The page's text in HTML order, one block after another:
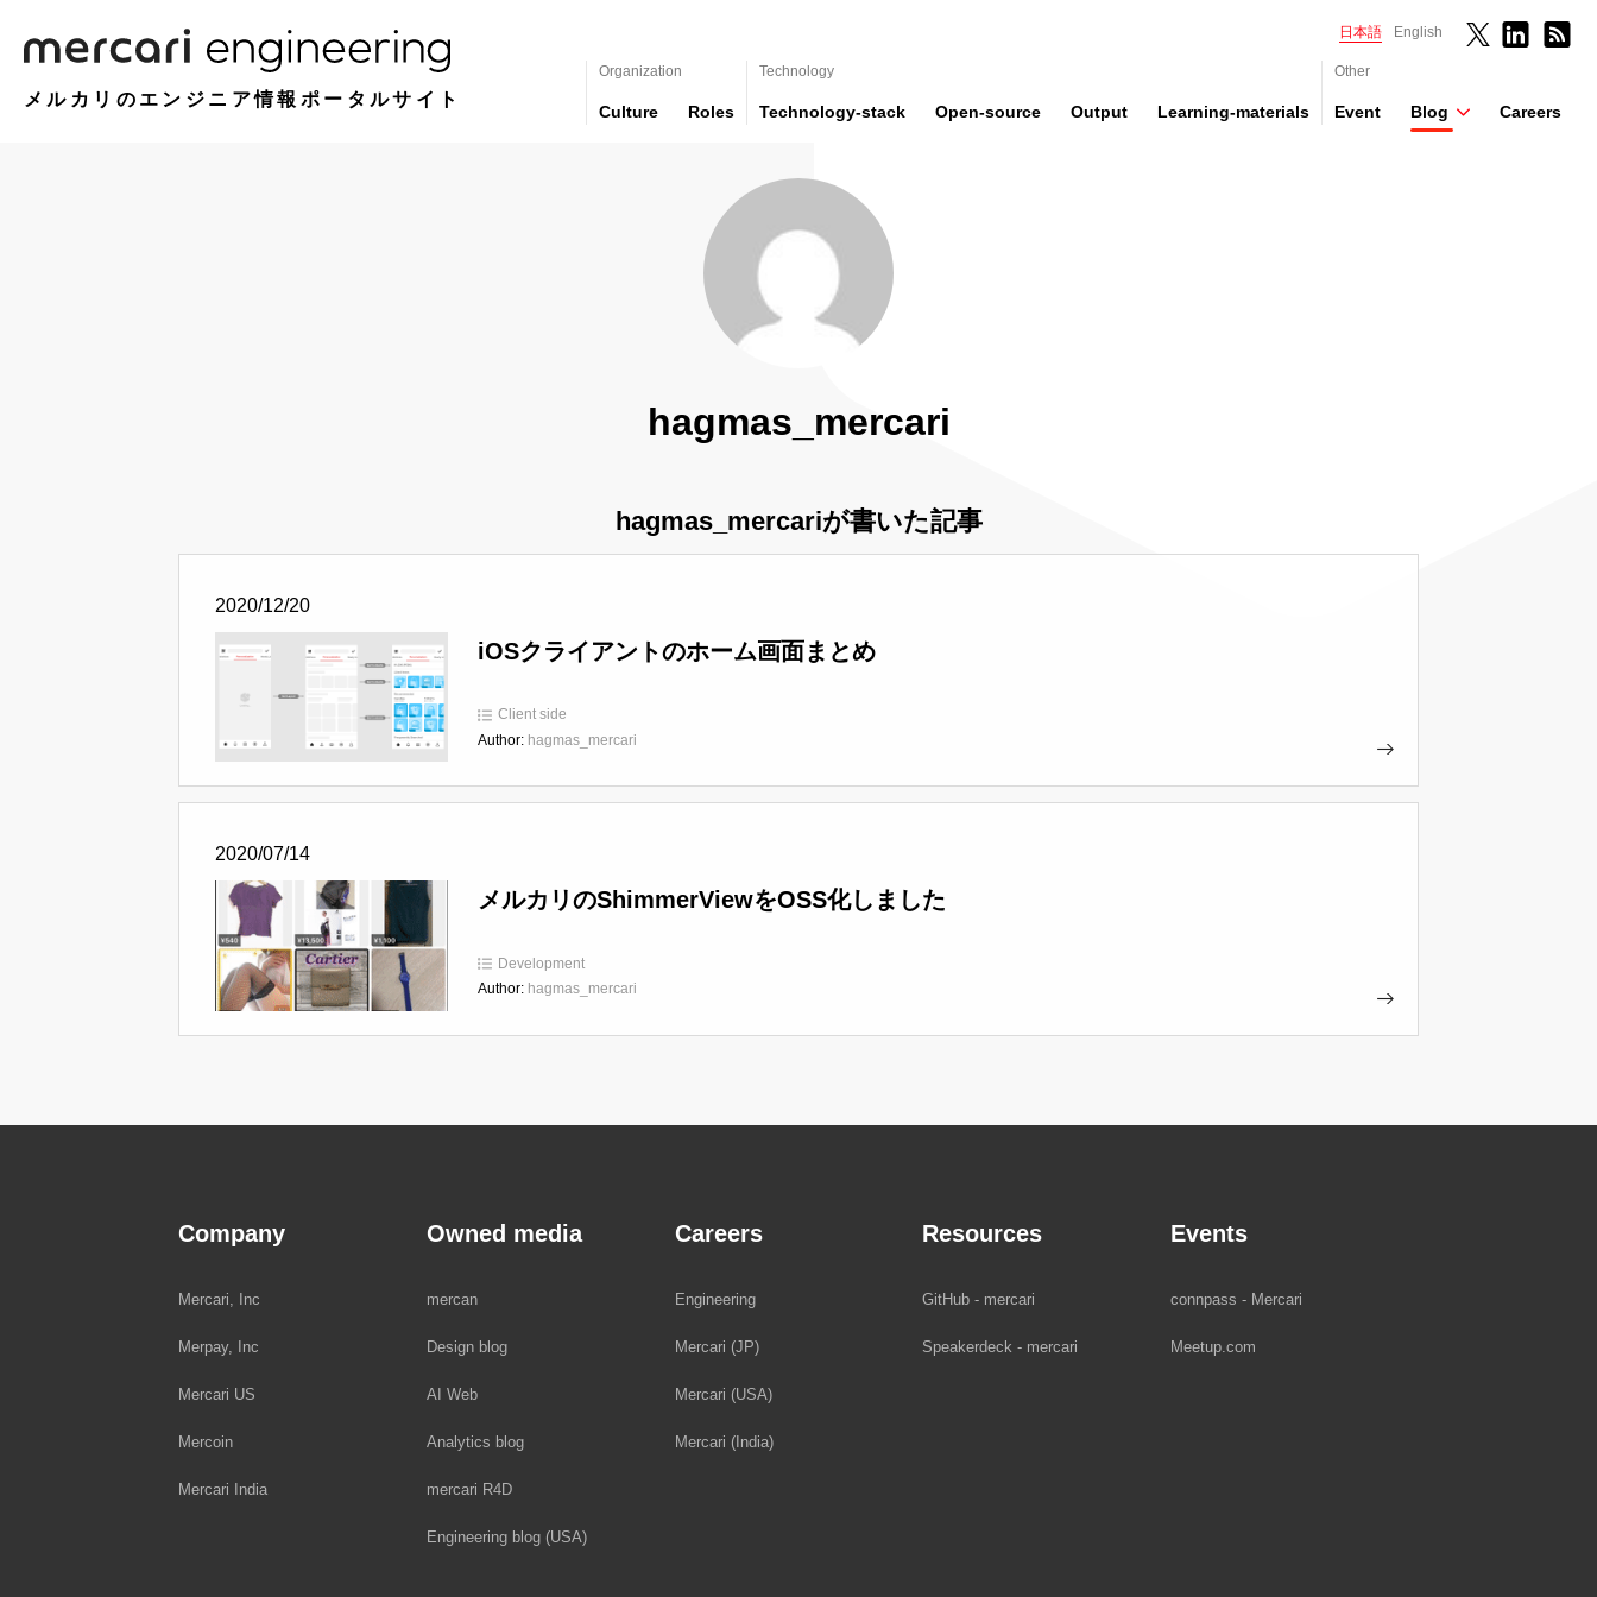
メルカリのエンジニア情報ポータルサイト
日本語 English
Organization
Culture Roles
Technology
Technology-stack Open-source Output Learning-materials
Other
Event Blog Careers
hagmas_mercari
hagmas_mercariが書いた記事
2020/12/20
iOSクライアントのホーム画面まとめ
Client side
Author: hagmas_mercari
2020/07/14
メルカリのShimmerViewをOSS化しました
Development
Author: hagmas_mercari
Company
Mercari, Inc
Merpay, Inc
Mercari US
Mercoin
Mercari India
Owned media
mercan
Design blog
AI Web
Analytics blog
mercari R4D
Engineering blog (USA)
Careers
Engineering
Mercari (JP)
Mercari (USA)
Mercari (India)
Resources
GitHub - mercari
Speakerdeck - mercari
Events
connpass - Mercari
Meetup.com